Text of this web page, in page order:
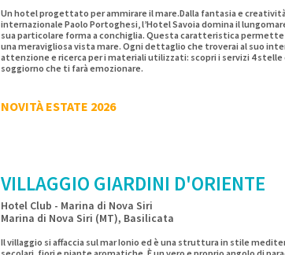
Un hotel progettato per ammirare il mare.Dalla fantasia e
internazionale Paolo Portoghesi, l’Hotel Savoia domina il
sua particolare forma a conchiglia. Questa caratteristica permette
una meravigliosa vista mare. Ogni dettaglio che troverai al suo
attenzione e ricerca per i materiali utilizzati: scopri i servizi 4 stelle
soggiorno che ti farà emozionare.
NOVITÀ ESTATE 2026
VILLAGGIO GIARDINI D'ORIENTE
Hotel Club - Marina di Nova Siri
Marina di Nova Siri (MT), Basilicata
Il villaggio si affaccia sul mar Ionio ed è una struttura in stile